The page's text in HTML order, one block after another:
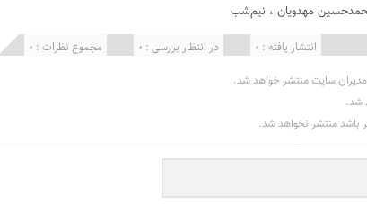
مهدویان ، نیم‌شب
مجموع نظرات : 0 در انتظار بررسی : 0 انتشار یافته : 0
سایت منتشر خواهد شد.
شد.
باشد منتشر نخواهد شد.